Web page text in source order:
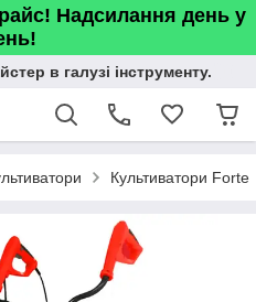
Надсилання день у
в галузі інструменту.
Культиватори Forte